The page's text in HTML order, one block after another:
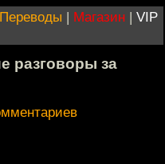
Переводы | Магазин | VIP
разговоры за